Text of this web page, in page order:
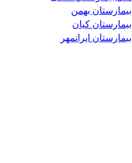
بیمارستان بهمن
بیمارستان کیان
بیمارستان ایرانمهر